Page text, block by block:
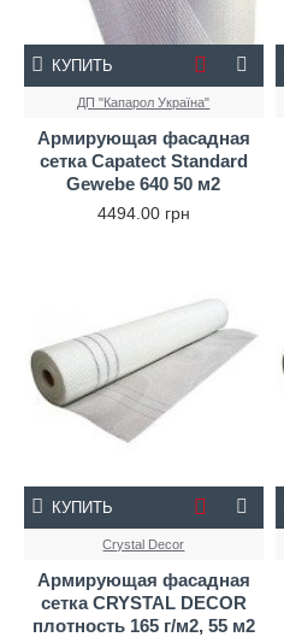
ДП "Капарол Україна"
Армирующая фасадная
сетка Capatect Standard
Gewebe 640 50 м2
4494.00 грн
КУПИТЬ
Crystal Decor
Армирующая фасадная
сетка CRYSTAL DECOR
плотность 165 г/м2, 55 м2
КУПИТЬ